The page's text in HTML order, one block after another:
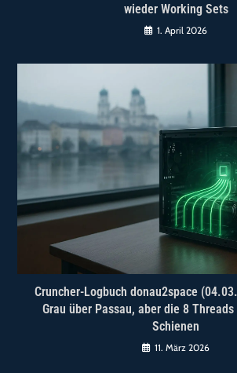
wieder Working Sets
1. April 2026
Cruncher-Logbuch donau2space
Grau über Passau, aber die 8
Schienen
11. März 2026